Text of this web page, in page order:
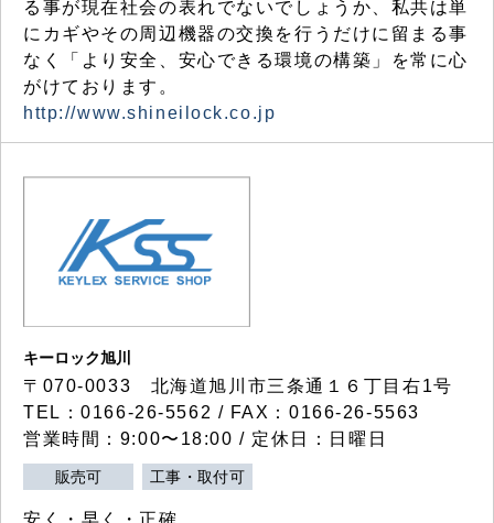
る事が現在社会の表れでないでしょうか、私共は単
にカギやその周辺機器の交換を行うだけに留まる事
なく「より安全、安心できる環境の構築」を常に心
がけております。
http://www.shineilock.co.jp
キーロック旭川
〒070-0033 北海道旭川市三条通１６丁目右1号
TEL：0166-26-5562 / FAX：0166-26-5563
営業時間：9:00〜18:00 / 定休日：日曜日
販売可 工事・取付可
安く・早く・正確